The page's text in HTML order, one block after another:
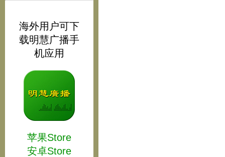
海外用户可下
载明慧广播手
机应用
苹果Store
安卓Store